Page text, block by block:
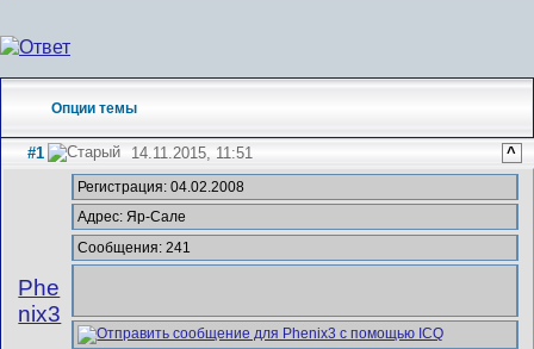
Опции темы
#1 14.11.2015, 11:51 ^
Phe
nix3
Регистрация: 04.02.2008
Адрес: Яр-Сале
Сообщения: 241